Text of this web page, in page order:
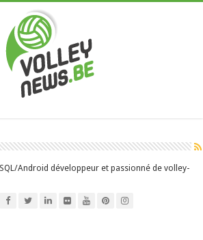
SQL/Android développeur et passionné de volley-